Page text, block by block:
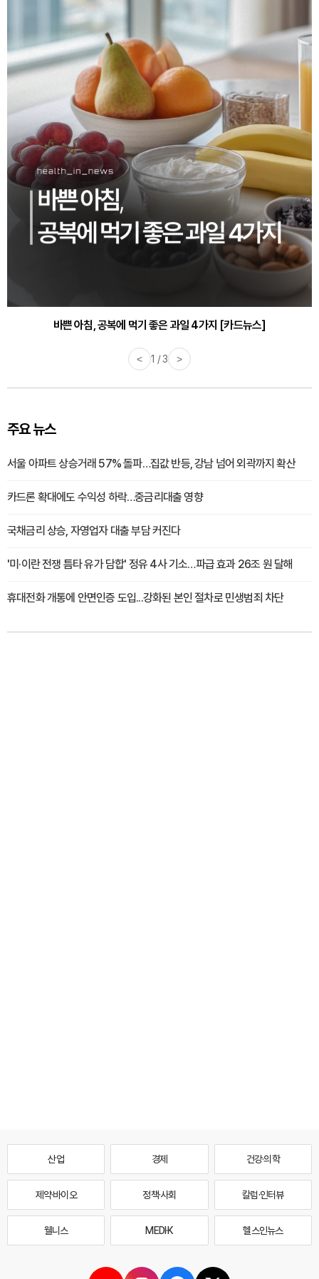
바쁜 아침, 공복에 먹기 좋은 과일 4가지 [카드뉴스]
< 1 / 3 >
주요 뉴스
서울 아파트 상승거래 57% 돌파…집값 반등, 강남 넘어 외곽까지 확산
카드론 확대에도 수익성 하락…중금리대출 영향
국채금리 상승, 자영업자 대출 부담 커진다
'미·이란 전쟁 틈타 유가 담합' 정유 4사 기소…파급 효과 26조 원 달해
휴대전화 개통에 안면인증 도입...강화된 본인 절차로 민생범죄 차단
산업 경제 건강·의학
제약·바이오 정책·사회 칼럼·인터뷰
웰니스 MEDI·K 헬스인뉴스